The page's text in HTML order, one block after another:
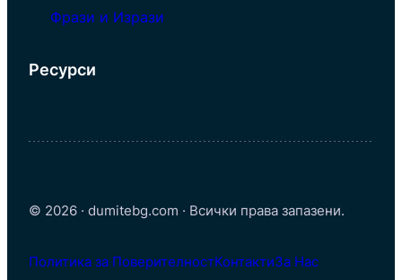
Фрази и Изрази
Ресурси
© 2026 · dumitebg.com · Всички права запазени.
Политика за ПоверителностКонтактиЗа Нас